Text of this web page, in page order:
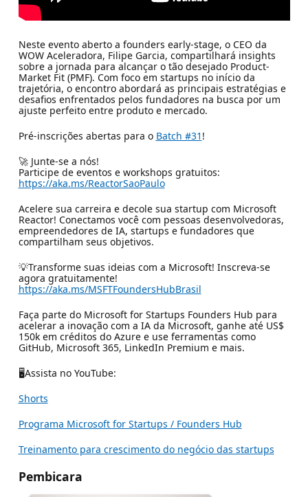
Neste evento aberto a founders early-stage, o CEO da
WOW Aceleradora, Filipe Garcia, compartilhará insights
sobre a jornada para alcançar o tão desejado Product-
Market Fit (PMF). Com foco em startups no início da
trajetória, o encontro abordará as principais estratégias e
desafios enfrentados pelos fundadores na busca por um
ajuste perfeito entre produto e mercado.
Pré-inscrições abertas para o Batch #31 !
🚀 Junte-se a nós!
Participe de eventos e workshops gratuitos:
https://aka.ms/ReactorSaoPaulo
Acelere sua carreira e decole sua startup com Microsoft
Reactor! Conectamos você com pessoas desenvolvedoras,
empreendedores de IA, startups e fundadores que
compartilham seus objetivos.
💡Transforme suas ideias com a Microsoft! Inscreva-se
agora gratuitamente!
https://aka.ms/MSFTFoundersHubBrasil
Faça parte do Microsoft for Startups Founders Hub para
acelerar a inovação com a IA da Microsoft, ganhe até US$
150k em créditos do Azure e use ferramentas como
GitHub, Microsoft 365, LinkedIn Premium e mais.
🖥Assista no YouTube:
Shorts
Programa Microsoft for Startups / Founders Hub
Treinamento para crescimento do negócio das startups
Pembicara